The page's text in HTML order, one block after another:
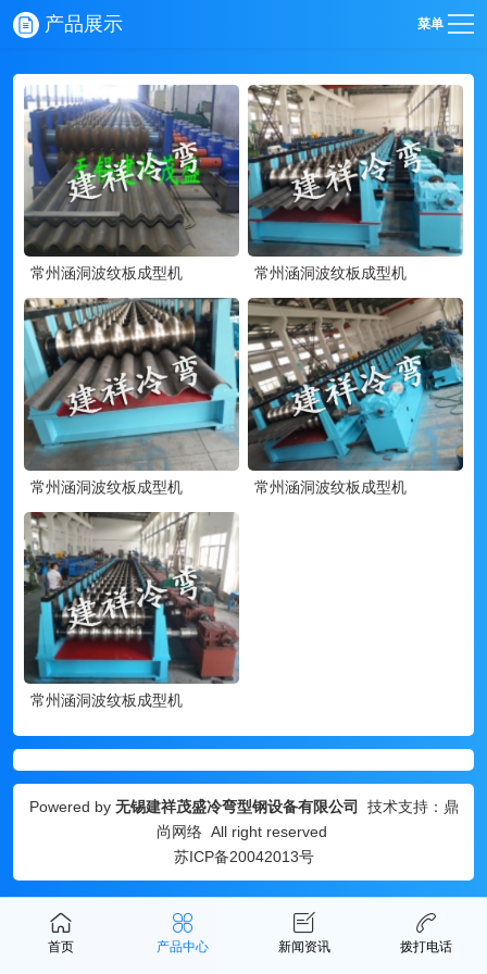
产品展示 菜单
常州涵洞波纹板成型机 常州涵洞波纹板成型机
常州涵洞波纹板成型机 常州涵洞波纹板成型机
常州涵洞波纹板成型机
Powered by 无锡建祥茂盛冷弯型钢设备有限公司 技术支持： 鼎
尚网络All right reserved
苏ICP备20042013号
首页 产品中心 新闻资讯 拨打电话